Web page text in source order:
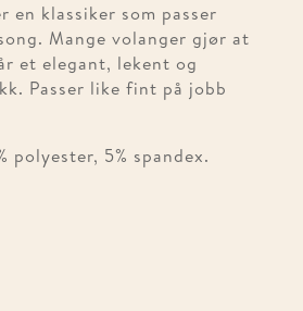
en klassiker som passer
Mange volanger gjør at
et elegant, lekent og
Passer like fint på jobb
polyester, 5% spandex.